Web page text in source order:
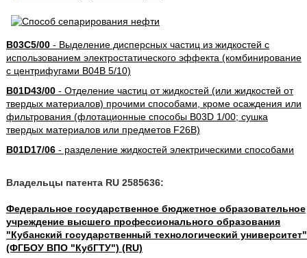
B03C5/00- Выделение дисперсных частиц из жидкостей с
использованием электростатического эффекта (комбинирование
с центрифугами B04B 5/10)
B01D43/00- Отделение частиц от жидкостей (или жидкостей от
твердых материалов) прочими способами, кроме осаждения или
фильтрования (флотационные способы B03D 1/00; сушка
твердых материалов или предметов F26B)
B01D17/06- разделение жидкостей электрическими способами
Владельцы патента RU 2585636:
Федеральное государственное бюджетное образовательное
учреждение высшего профессионального образования
"Кубанский государственный технологический университет"
(ФГБОУ ВПО "КубГТУ") (RU)